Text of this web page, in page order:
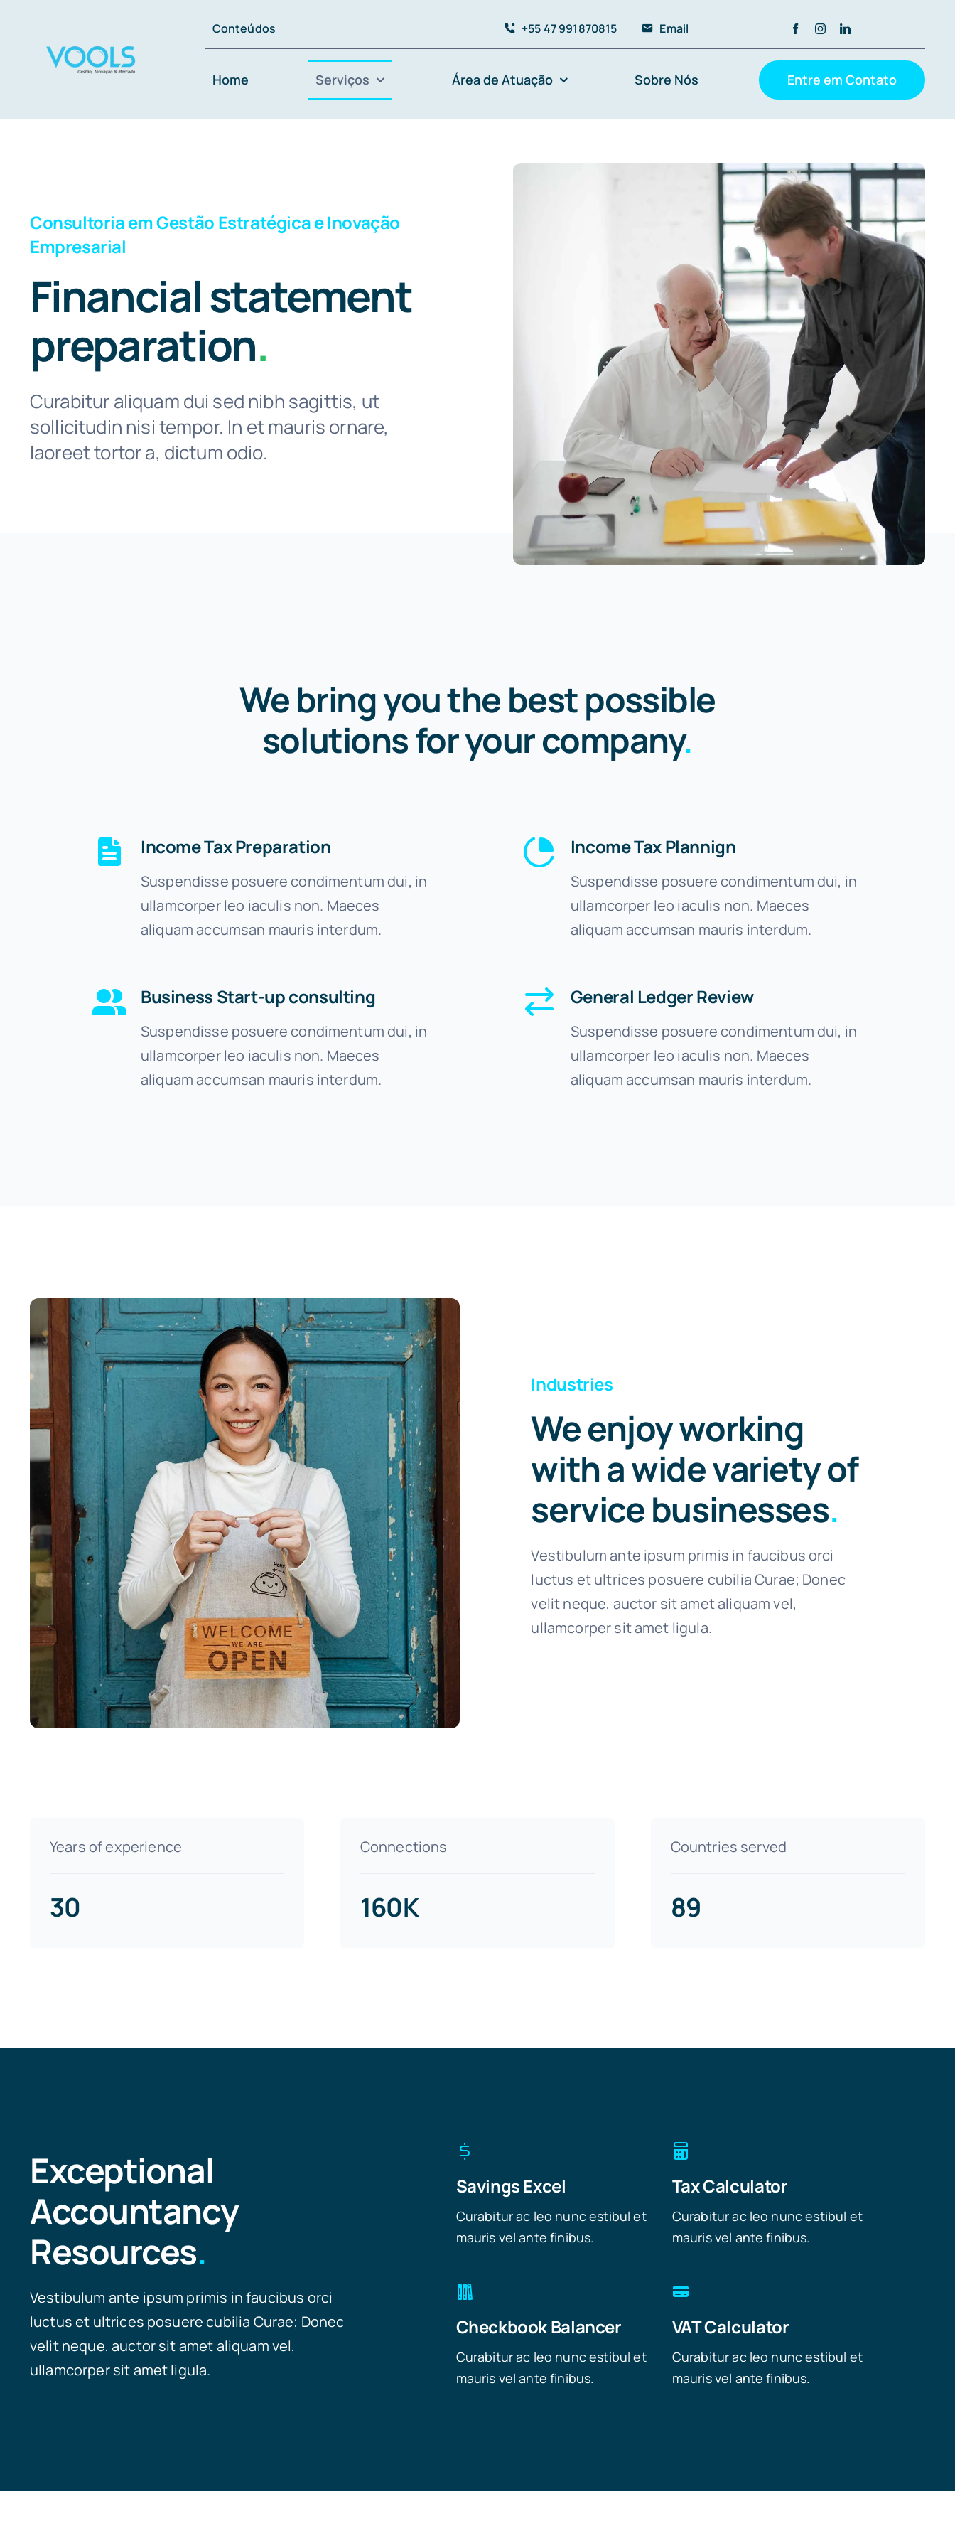
Conteúdos +55 47 991870815 Email
Home Serviços Área de Atuação Sobre Nós Entre em Contato
Consultoria em Gestão Estratégica e Inovação
Empresarial
Financial statement
preparation.
Curabitur aliquam dui sed nibh sagittis, ut
sollicitudin nisi tempor. In et mauris ornare,
laoreet tortor a, dictum odio.
We bring you the best possible
solutions for your company.
Income Tax Preparation
Suspendisse posuere condimentum dui, in
ullamcorper leo iaculis non. Maeces
aliquam accumsan mauris interdum.
Business Start-up consulting
Suspendisse posuere condimentum dui, in
ullamcorper leo iaculis non. Maeces
aliquam accumsan mauris interdum.
Income Tax Plannign
Suspendisse posuere condimentum dui, in
ullamcorper leo iaculis non. Maeces
aliquam accumsan mauris interdum.
General Ledger Review
Suspendisse posuere condimentum dui, in
ullamcorper leo iaculis non. Maeces
aliquam accumsan mauris interdum.
Industries
We enjoy working
with a wide variety of
service businesses.
Vestibulum ante ipsum primis in faucibus orci
luctus et ultrices posuere cubilia Curae; Donec
velit neque, auctor sit amet aliquam vel,
ullamcorper sit amet ligula.
Years of experience
30
Connections
160K
Countries served
89
Exceptional
Accountancy
Resources.
Vestibulum ante ipsum primis in faucibus orci
luctus et ultrices posuere cubilia Curae; Donec
velit neque, auctor sit amet aliquam vel,
ullamcorper sit amet ligula.
Savings Excel
Curabitur ac leo nunc estibul et
mauris vel ante finibus.
Tax Calculator
Curabitur ac leo nunc estibul et
mauris vel ante finibus.
Checkbook Balancer
Curabitur ac leo nunc estibul et
mauris vel ante finibus.
VAT Calculator
Curabitur ac leo nunc estibul et
mauris vel ante finibus.